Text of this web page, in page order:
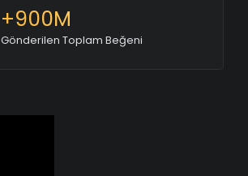
+900M
Gönderilen Toplam Beğeni